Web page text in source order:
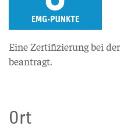
Eine Zertifizierung bei
beantragt.
Ort